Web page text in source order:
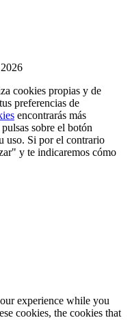
cookies propias y de
preferencias de
encontrarás más
sobre el botón
uso. Si por el contrario
y te indicaremos cómo
experience while you
cookies, the cookies that